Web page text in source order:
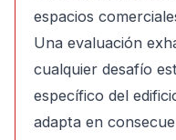
espacios
Una evaluación
cualquier desafío
específico del
adapta en